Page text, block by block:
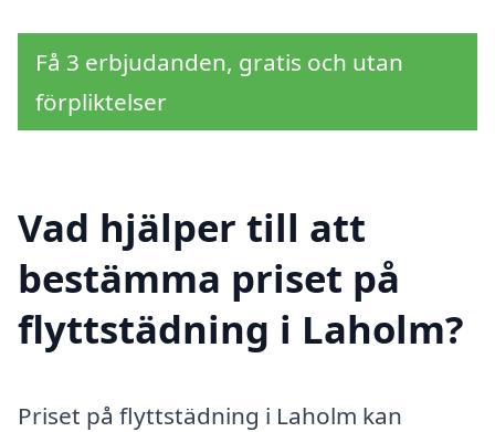
Få 3 erbjudanden, gratis och utan
förpliktelser
Vad hjälper till att
bestämma priset på
flyttstädning i Laholm?
Priset på flyttstädning i Laholm kan